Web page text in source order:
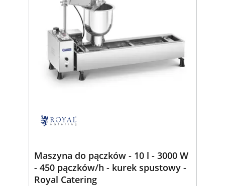
Maszyna do pączków - 10 l - 3000 W
- 450 pączków/h - kurek spustowy -
Royal Catering